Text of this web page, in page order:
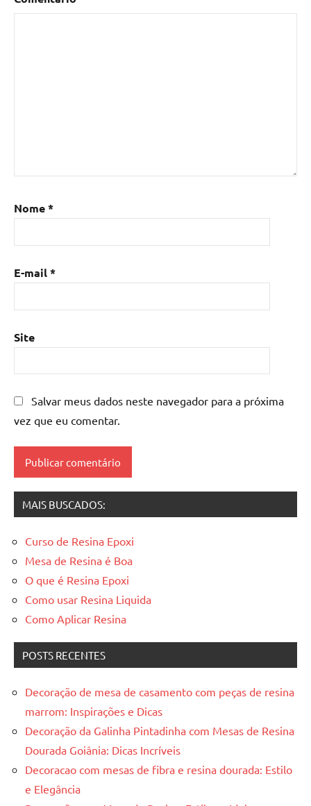
com
de
com
madeira
mesa
epoxi
mesa
de
mesas
resinadas
Nome*
E-mail*
Site
Salvar meus dados neste navegador para a próxima
vez que eu comentar.
MAIS BUSCADOS:
Curso de Resina Epoxi
Mesa de Resina é Boa
O que é Resina Epoxi
Como usar Resina Liquida
Como Aplicar Resina
POSTS RECENTES
Decoração de mesa de casamento com peças de resina
marrom: Inspirações e Dicas
Decoração da Galinha Pintadinha com Mesas de Resina
Dourada Goiânia: Dicas Incríveis
Decoracao com mesas de fibra e resina dourada: Estilo
e Elegância